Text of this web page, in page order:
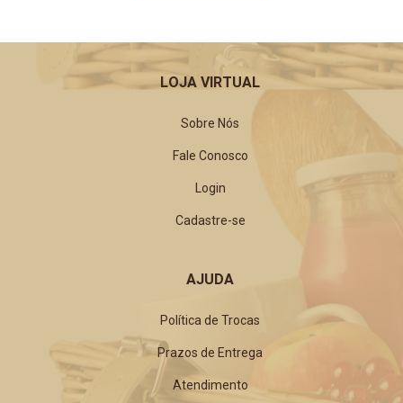
LOJA VIRTUAL
Sobre Nós
Fale Conosco
Login
Cadastre-se
AJUDA
Política de Trocas
Prazos de Entrega
Atendimento